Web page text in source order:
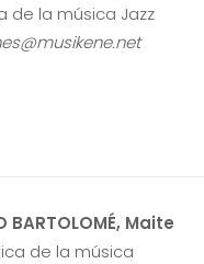
de la música Jazz
BARTOLOMÉ, Maite
de la música